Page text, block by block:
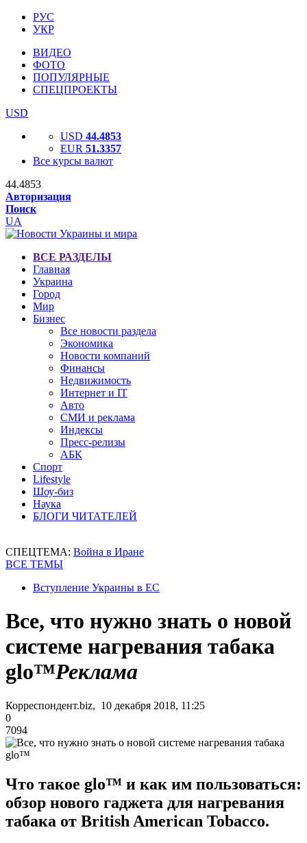
РУС
УКР
ВИДЕО
ФОТО
ПОПУЛЯРНЫЕ
СПЕЦПРОЕКТЫ
USD
USD 44.4853
EUR 51.3357
Все курсы валют
44.4853
Авторизация
Поиск
UA
ВСЕ РАЗДЕЛЫ
Главная
Украина
Город
Мир
Бизнес
Все новости раздела
Экономика
Новости компаний
Финансы
Недвижимость
Интернет и IT
Авто
СМИ и реклама
Индексы
Пресс-релизы
АБК
Спорт
Lifestyle
Шоу-биз
Наука
БЛОГИ ЧИТАТЕЛЕЙ
СПЕЦТЕМА: Война в Иране
ВСЕ ТЕМЫ
Вступление Украины в ЕС
Все, что нужно знать о новой
системе нагревания табака
glo™Реклама
Корреспондент.biz, 10 декабря 2018, 11:25
0
7094
Что такое glo™ и как им пользоваться:
обзор нового гаджета для нагревания
табака от British American Tobacco.